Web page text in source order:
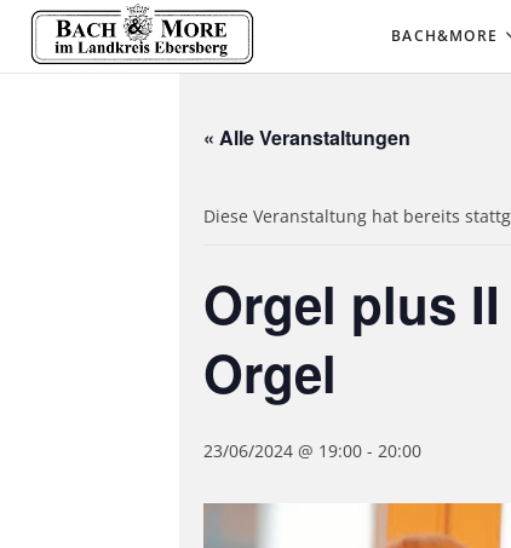
Skip
content
Bach&More
KONZERTREIHE IM LANDKREIS
BACH&MORE
« Alle Veranstaltungen
Diese Veranstaltung hat bereits
Orgel plus
Orgel
23/06/2024 @ 19:00 - 20:00